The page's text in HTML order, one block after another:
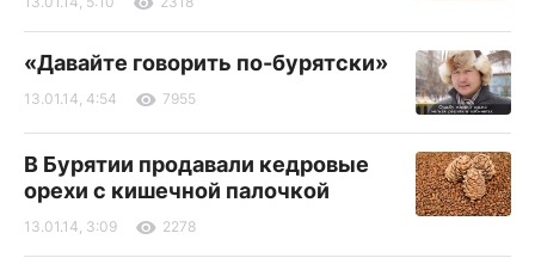
«Давайте говорить по-бурятски»
13.01.14, 4:54 7955
В Бурятии продавали кедровые
орехи с кишечной палочкой
13.01.14, 3:09 2278